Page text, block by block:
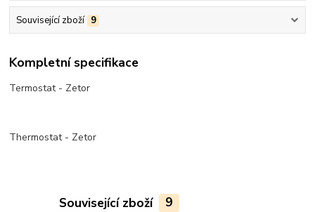
Související zboží 9
Kompletní specifikace
Termostat - Zetor
Thermostat - Zetor
Související zboží 9